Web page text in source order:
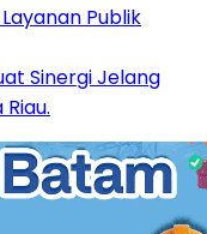
Publik
Sinergi Jelang